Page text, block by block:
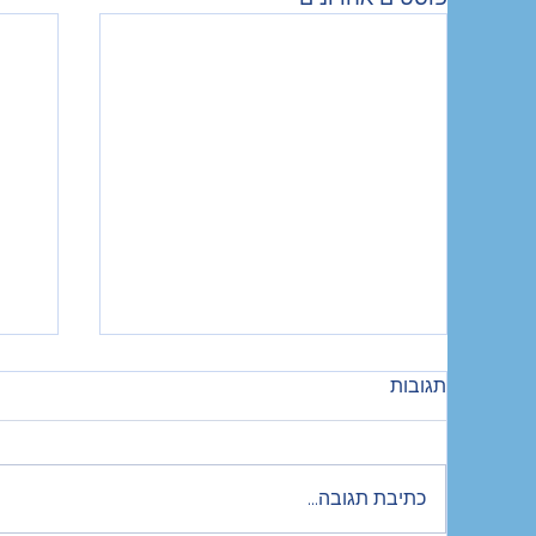
תגובות
כתיבת תגובה...